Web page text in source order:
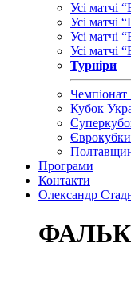
Усі матчі
Усі матчі
Усі матчі
Усі матчі
Турніри
Чемпіонат
Кубок
Єврокубки
Програми
Контакти
Олександр
ФАЛЬК